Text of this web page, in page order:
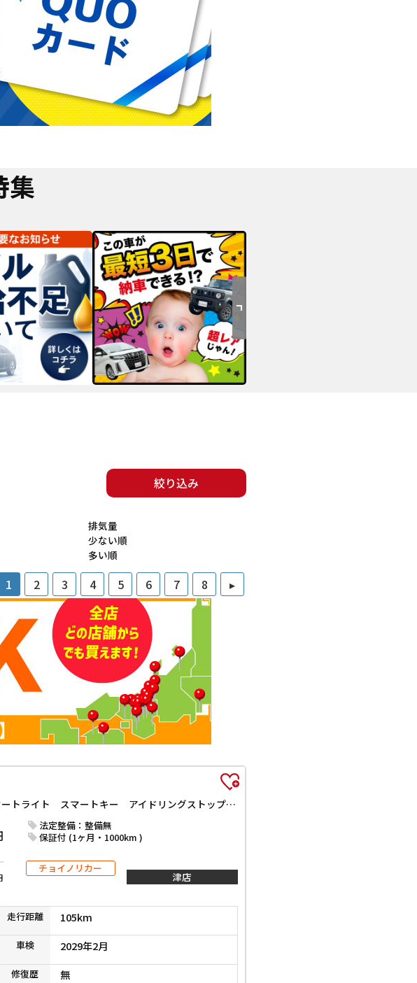
集
絞り込み
排気量
少ない順
多い順
1 2 3 4 5 6 7 8 ▸
ベースグレード 両側スライド・片側電動 クリアランスソナー オートクルーズコントロール レーンアシスト オートライト スマートキー アイドリングストップ 電動格納ミラー シートヒーター ベンチシート
法定整備：整備無
保証付 (1ヶ月・1000km )
チョイノリカー
津店
走行距離 105km
車検 2029年2月
修復歴 無